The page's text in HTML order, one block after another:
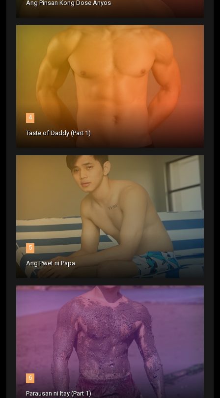
Ang Pinsan Kong Dose Anyos
4
Taste of Daddy (Part 1)
5
Ang Pwet ni Papa
6
Parausan ni Itay (Part 1)